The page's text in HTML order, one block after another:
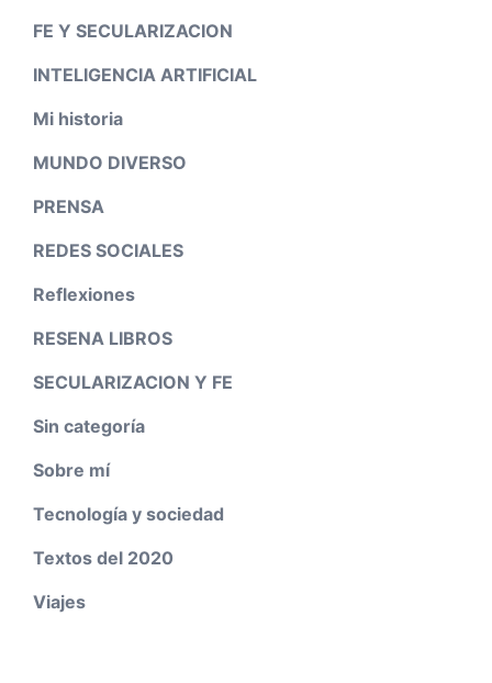
FE Y SECULARIZACION
INTELIGENCIA ARTIFICIAL
Mi historia
MUNDO DIVERSO
PRENSA
REDES SOCIALES
Reflexiones
RESENA LIBROS
SECULARIZACION Y FE
Sin categoría
Sobre mí
Tecnología y sociedad
Textos del 2020
Viajes